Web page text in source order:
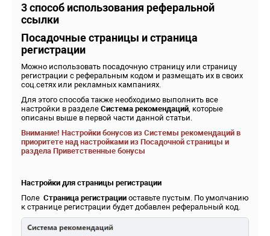
3 способ использования реферальной
ссылки
Посадочные страницы и страница
регистрации
Можно использовать посадочную страницу или страницу
регистрации с реферальным кодом и размещать их в своих
соц.сетях или рекламных кампаниях.
Для этого способа также необходимо выполнить все
настройки в разделе Система рекомендаций , которые
описаны выше в первой части данной статьи.
Внимание! Настройки бонусов из Системы рекомендаций в
приоритете над настройками из Посадочной страницы и
раздела Приветственные бонусы
Настройки для страницы регистрации
Поле Страница регистрации оставьте пустым. По умолчанию
к странице регистрации будет добавлен реферальный код.